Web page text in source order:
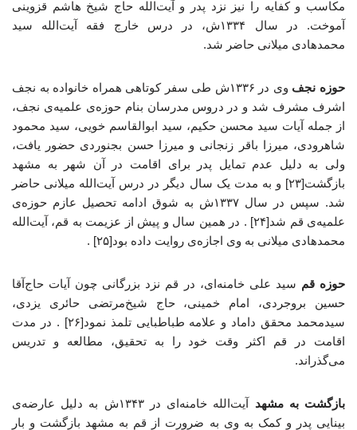
مکاسب و کفایه را نیز نزد پدر و آیت‌الله حاج شیخ هاشم قزوینی
آموخت. در سال ۱۳۳۴ش، در درس خارج فقه آیت‌الله سید
محمدهادی میلانی حاضر شد.
حوزه نجف
وی در ۱۳۳۶ش طی سفر کوتاهی همراه خانواده به نجف
اشرف مشرف شد و در دروس مدرسان بنام حوزه‌ی علمیه‌ی نجف،
از جمله آیات سید محسن حکیم، سید ابوالقاسم خویی، سید محمود
شاهرودی، میرزا باقر زنجانی و میرزا حسن بجنوردی حضور یافت،
ولی به دلیل عدم تمایل پدر برای اقامت در آن شهر به مشهد
بازگشت[۲۳] و به مدت یک سال دیگر در درس آیت‌الله میلانی حاضر
شد. سپس در سال ۱۳۳۷ش به شوق ادامه تحصیل عازم حوزه‌ی
علمیه‌ی قم شد[۲۴] . در همین سال و پیش از عزیمت به قم، آیت‌الله
محمدهادی میلانی به وی اجازه‌ی روایت داده بود[۲۵] .
حوزه قم سید علی خامنه‌ای، در قم نزد بزرگانی چون آیات حاج‌آقا
حسین بروجردی، ‌امام خمینی، حاج شیخ‌مرتضی حائری یزدی،
سیدمحمد محقق داماد و علامه طباطبایی تلمذ نمود[۲۶] . در مدت
اقامت در قم اکثر وقت خود را به تحقیق، مطالعه و تدریس
می‌گذراند.
بازگشت به مشهد
آیت‌الله خامنه‌ای در ۱۳۴۳ش به دلیل عارضه‌ی
بینایی پدر و کمک به وی به ضرورت از قم به مشهد بازگشت و بار